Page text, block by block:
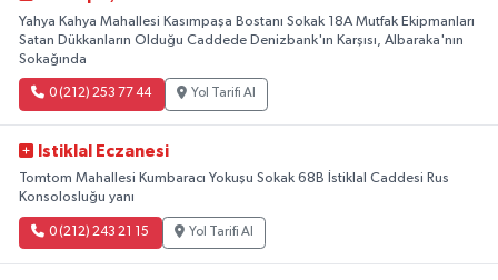
Yahya Kahya Mahallesi Kasımpaşa Bostanı Sokak 18A Mutfak Ekipmanları
Satan Dükkanların Olduğu Caddede Denizbank'ın Karşısı, Albaraka'nın
Sokağında
0 (212) 253 77 44 Yol Tarifi Al
Istiklal Eczanesi
Tomtom Mahallesi Kumbaracı Yokuşu Sokak 68B İstiklal Caddesi Rus
Konsolosluğu yanı
0 (212) 243 21 15 Yol Tarifi Al